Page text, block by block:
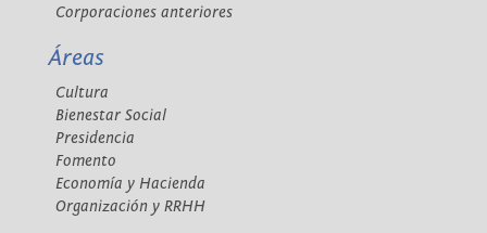
Corporaciones anteriores
Áreas
Cultura
Bienestar Social
Presidencia
Fomento
Economía y Hacienda
Organización y RRHH